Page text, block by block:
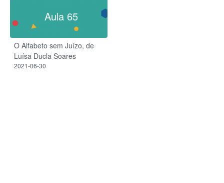
Aula 65
O Alfabeto sem Juízo, de
Luísa Ducla Soares
2021-06-30